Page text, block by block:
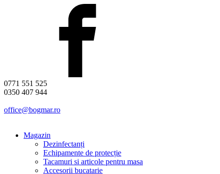
0771 551 525
0350 407 944
office@bogmar.ro
Magazin
Dezinfectanți
Echipamente de protecție
Tacamuri si articole pentru masa
Accesorii bucatarie